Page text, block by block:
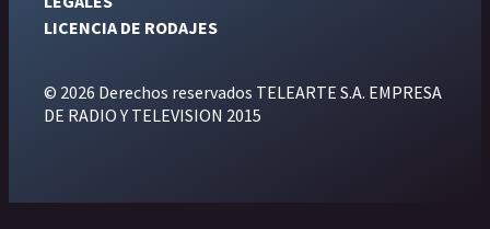
LICENCIA DE RODAJES
© 2026 Derechos reservados TELEARTE S.A. EMPRESA
DE RADIO Y TELEVISION 2015